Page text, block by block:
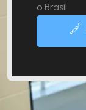
o Brasil.